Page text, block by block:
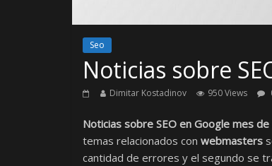
Seo
Noticias sobre
Dimitar Kostadinov 950 Views
Noticias sobre SEO en Google mes
temas relacionados con webmasters
cantidad de errores y el segundo se